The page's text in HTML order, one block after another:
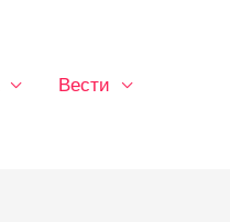
Вести